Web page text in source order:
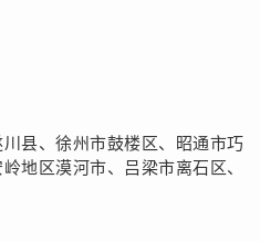
县、徐州市鼓楼区、昭通市巧
地区漠河市、吕梁市离石区、